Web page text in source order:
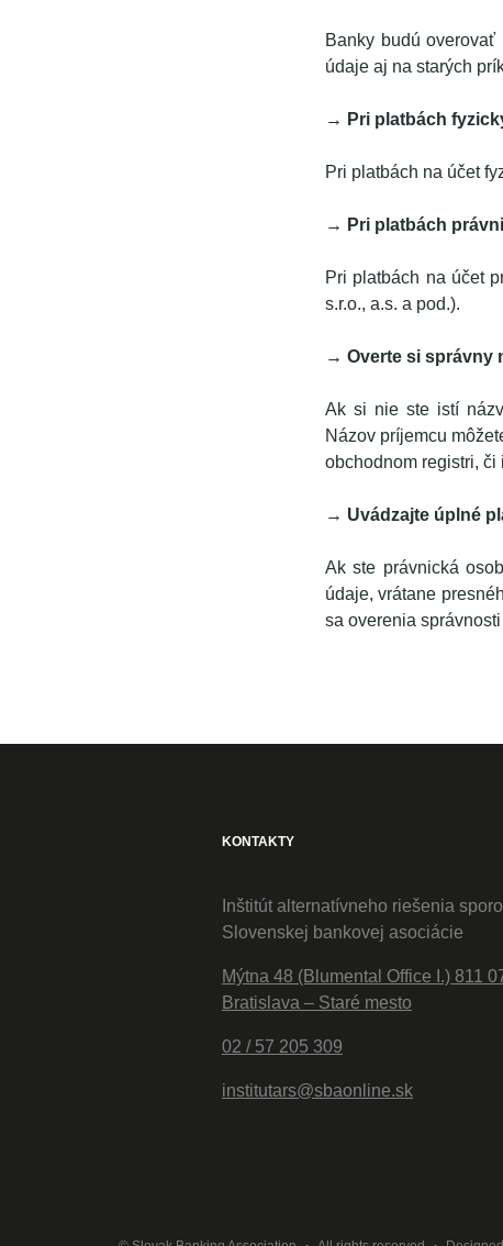
Banky budú
údaje aj na starých
→ Pri platbách
Pri platbách na účet
→ Pri platbách
Pri platbách na účet
s.r.o., a.s. a pod.).
→ Overte si správny
Ak si nie ste istí
Názov príjemcu
obchodnom registri, či
→ Uvádzajte úplné
Ak ste právnická
údaje, vrátane
sa overenia
KONTAKTY
Inštitút alternatívneho riešenia
Slovenskej bankovej asociácie
Mýtna 48 (Blumental Office I.) 811
Bratislava – Staré mesto
02 / 57 205 309
institutars@sbaonline.sk